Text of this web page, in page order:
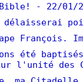
- 22/01/
François.
été
l'unité des